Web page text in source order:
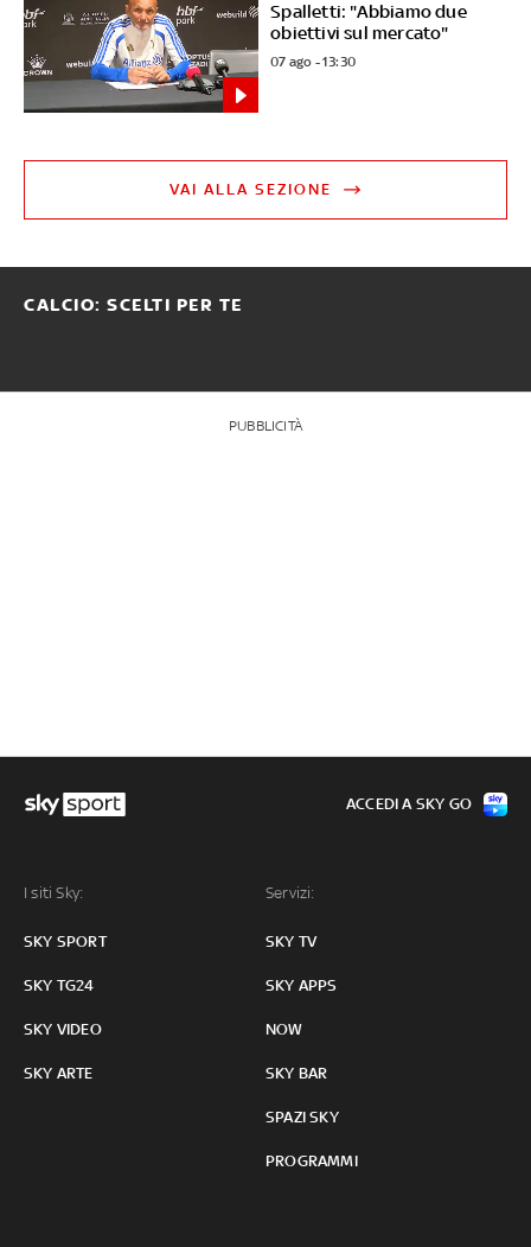
Spalletti: "Abbiamo due
obiettivi sul mercato"
07 ago - 13:30
VAI ALLA SEZIONE
CALCIO: SCELTI PER TE
PUBBLICITÀ
I siti Sky:
SKY SPORT
SKY TG24
SKY VIDEO
SKY ARTE
Servizi:
SKY TV
SKY APPS
NOW
SKY BAR
SPAZI SKY
PROGRAMMI
ACCEDI A SKY GO